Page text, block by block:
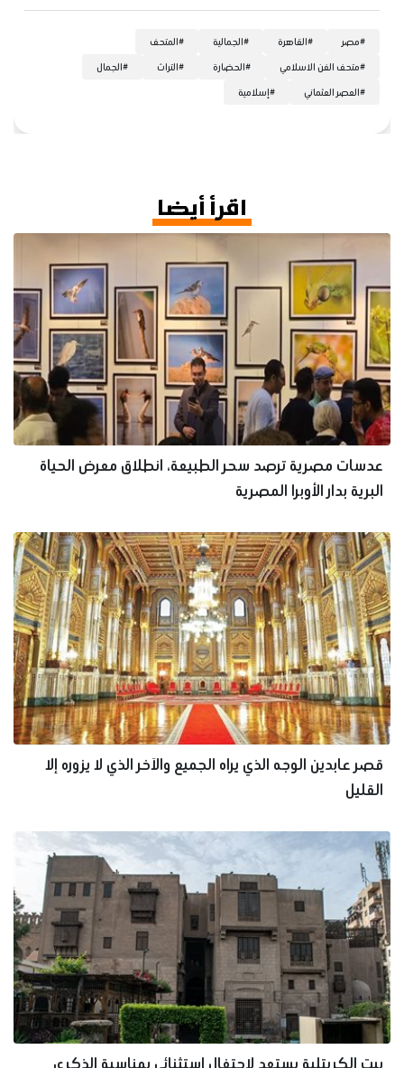
#مصر #القاهرة #الجمالية #المتحف
#متحف الفن الاسلامي #الحضارة #التراث #الجمال
#العصر العثماني #إسلامية
اقرأ أيضا
عدسات مصرية ترصد سحر الطبيعة، انطلاق معرض الحياة
البرية بدار الأوبرا المصرية
قصر عابدين الوجه الذي يراه الجميع والآخر الذي لا يزوره إلا
القليل
بيت الكريتلية يستعد لاحتفال استثنائي بمناسبة الذكرى